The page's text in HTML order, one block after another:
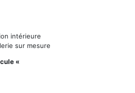
intérieure
sur mesure
«